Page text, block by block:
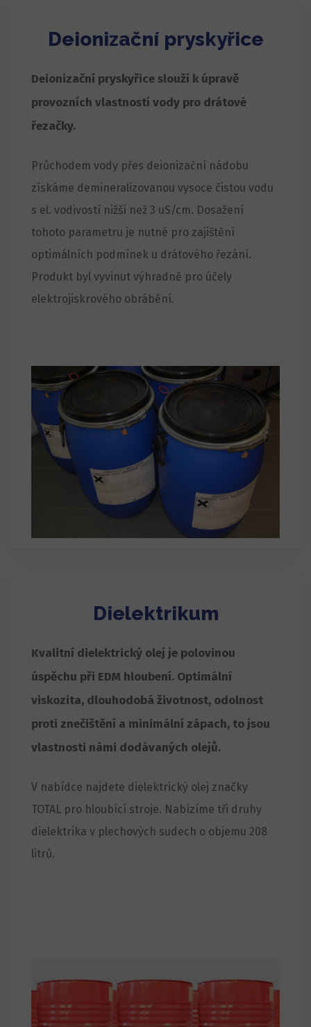
Deionizační pryskyřice
Deionizační pryskyřice slouží k úpravě
provozních vlastností vody pro drátové
řezačky.
Průchodem vody přes deionizační nádobu
získáme demineralizovanou vysoce čistou vodu
s el. vodivostí nižší než 3 uS/cm. Dosažení
tohoto parametru je nutné pro zajištění
optimálních podmínek u drátového řezání.
Produkt byl vyvinut výhradně pro účely
elektrojiskrového obrábění.
Dielektrikum
Kvalitní dielektrický olej je polovinou
úspěchu při EDM hloubení. Optimální
viskozita, dlouhodobá životnost, odolnost
proti znečištění a minimální zápach, to jsou
vlastnosti námi dodávaných olejů.
V nabídce najdete dielektrický olej značky
TOTAL pro hloubící stroje. Nabízíme tři druhy
dielektrika v plechových sudech o objemu 208
litrů.